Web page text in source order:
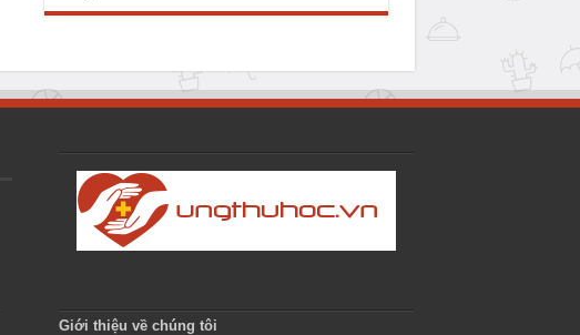
Giới thiệu về chúng tôi